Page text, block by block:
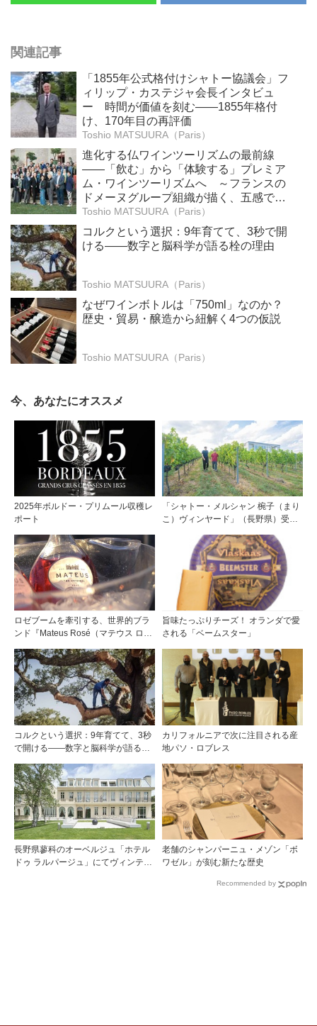
関連記事
「1855年公式格付けシャトー協議会」フ
ィリップ・カステジャ会長インタビュ
ー 時間が価値を刻む——1855年格付
け、170年目の再評価
Toshio MATSUURA（Paris）
進化する仏ワインツーリズムの最前線
――「飲む」から「体験する」プレミア
ム・ワインツーリズムへ ～フランスの
ドメーヌグループ組織が描く、五感で深
掘りする次世代のテロワール体験
Toshio MATSUURA（Paris）
コルクという選択：9年育てて、3秒で開
ける——数字と脳科学が語る栓の理由
Toshio MATSUURA（Paris）
なぜワインボトルは「750ml」なのか？
歴史・貿易・醸造から紐解く4つの仮説
Toshio MATSUURA（Paris）
今、あなたにオススメ
2025年ボルドー・プリムール収穫レ
ポート
「シャトー・メルシャン 椀子（まり
こ）ヴィンヤード」（長野県）受け
ロゼブームを牽引する、世界的ブラ
ンド『Mateus Rosé（マテウス ロ
旨味たっぷりチーズ！ オランダで愛
される「ベームスター」
コルクという選択：9年育てて、3秒
で開ける——数字と脳科学が語る栓
カリフォルニアで次に注目される産
地パソ・ロブレス
長野県蓼科のオーベルジュ「ホテル
ドゥ ラルパージュ」にてヴィンテー
老舗のシャンパーニュ・メゾン「ボ
ワゼル」が刻む新たな歴史
Recommended by